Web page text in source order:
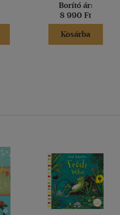
Borító ár:
8 990 Ft
Kosárba